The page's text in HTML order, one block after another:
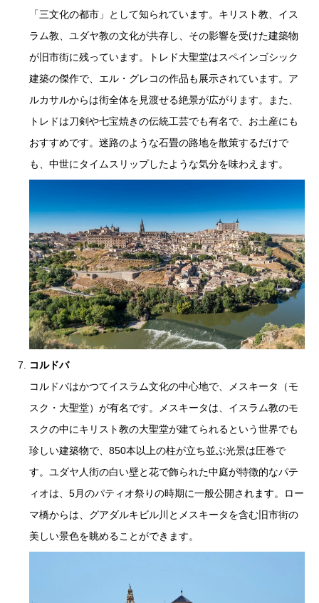
「三文化の都市」として知られています。キリスト教、イス
ラム教、ユダヤ教の文化が共存し、その影響を受けた建築物
が旧市街に残っています。トレド大聖堂はスペインゴシック
建築の傑作で、エル・グレコの作品も展示されています。ア
ルカサルからは街全体を見渡せる絶景が広がります。また、
トレドは刀剣や七宝焼きの伝統工芸でも有名で、お土産にも
おすすめです。迷路のような石畳の路地を散策するだけで
も、中世にタイムスリップしたような気分を味わえます。
コルドバ
コルドバはかつてイスラム文化の中心地で、メスキータ（モ
スク・大聖堂）が有名です。メスキータは、イスラム教のモ
スクの中にキリスト教の大聖堂が建てられるという世界でも
珍しい建築物で、850本以上の柱が立ち並ぶ光景は圧巻で
す。ユダヤ人街の白い壁と花で飾られた中庭が特徴的なパテ
ィオは、5月のパティオ祭りの時期に一般公開されます。ロー
マ橋からは、グアダルキビル川とメスキータを含む旧市街の
美しい景色を眺めることができます。